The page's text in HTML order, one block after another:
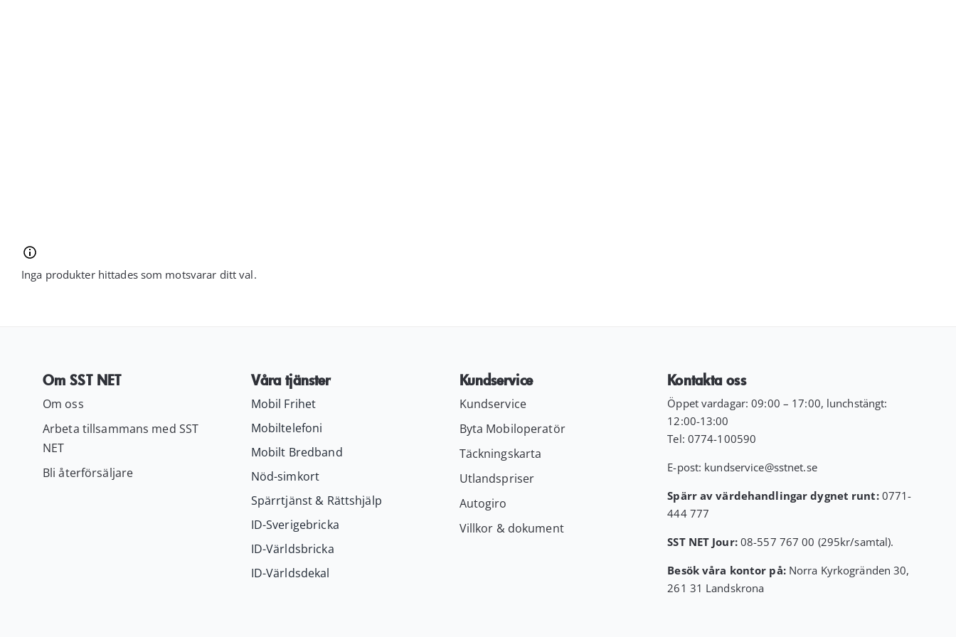
Inga produkter hittades som motsvarar ditt val.
Om SST NET
Om oss
Arbeta tillsammans med SST
NET
Bli återförsäljare
Våra tjänster
Mobil Frihet
Mobiltelefoni
Mobilt Bredband
Nöd-simkort
Spärrtjänst & Rättshjälp
ID-Sverigebricka
ID-Världsbricka
ID-Världsdekal
Kundservice
Kundservice
Byta Mobiloperatör
Täckningskarta
Utlandspriser
Autogiro
Villkor & dokument
Kontakta oss
Öppet vardagar: 09:00 – 17:00, lunchstängt:
12:00-13:00
Tel: 0774-100590
E-post: kundservice@sstnet.se
Spärr av värdehandlingar dygnet runt:0771-
444 777
SST NET Jour: 08-557 767 00 (295kr/samtal).
Besök våra kontor på: Norra Kyrkogränden 30,
261 31 Landskrona